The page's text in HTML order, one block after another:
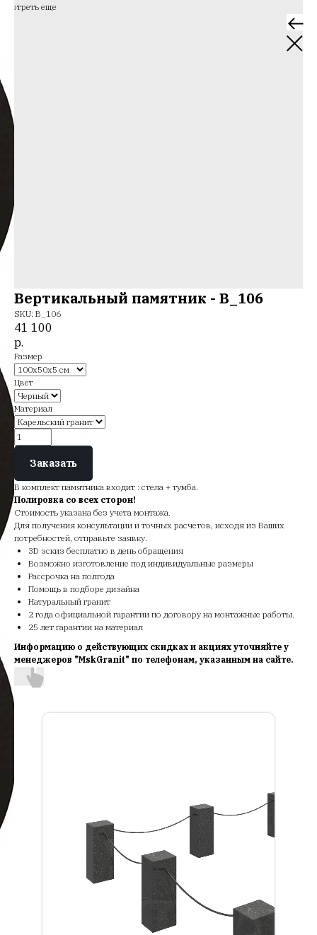
Смотреть еще
Вертикальный памятник - В_106
SKU: В_106
41 100
р.
Размер
Цвет
Материал
Заказать
В комплект памятника входит : стела + тумба.
Полировка со всех сторон!
Стоимость указана без учета монтажа.
Для получения консультации и точных расчетов, исходя из Ваших
потребностей, отправьте заявку.
3D эскиз бесплатно в день обращения
Возможно изготовление под индивидуальные размеры
Рассрочка на полгода
Помощь в подборе дизайна
Натуральный гранит
2 года официальной гарантии по договору на монтажные работы.
25 лет гарантии на материал
Информацию о действующих скидках и акциях уточняйте у
менеджеров "MskGranit" по телефонам, указанным на сайте.